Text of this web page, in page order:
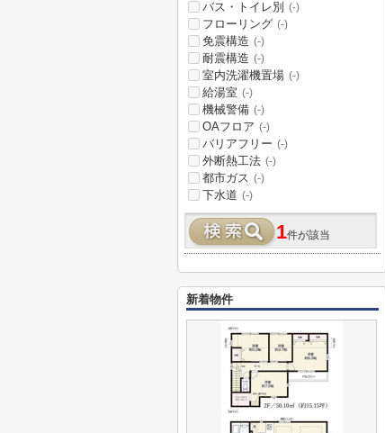
バス・トイレ別 (-)
フローリング (-)
免震構造 (-)
耐震構造 (-)
室内洗濯機置場 (-)
給湯室 (-)
機械警備 (-)
OAフロア (-)
バリアフリー (-)
外断熱工法 (-)
都市ガス (-)
下水道 (-)
1件が該当
新着物件